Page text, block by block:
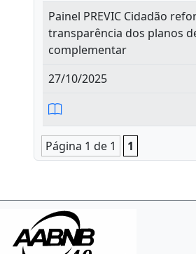
Painel PREVIC Cidadão
transparência dos planos
complementar
27/10/2025
Página 1 de 1 1